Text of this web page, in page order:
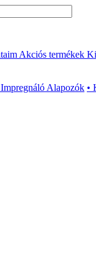
Akciós termékek
Impregnáló Alapozók •